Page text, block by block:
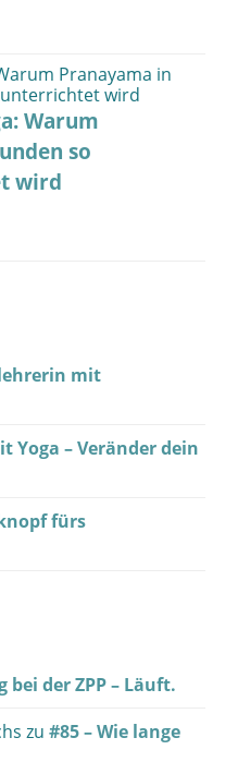
Warum
so
wird
mit
Yoga – Veränder dein
fürs
der ZPP – Läuft.
zu #85 – Wie lange